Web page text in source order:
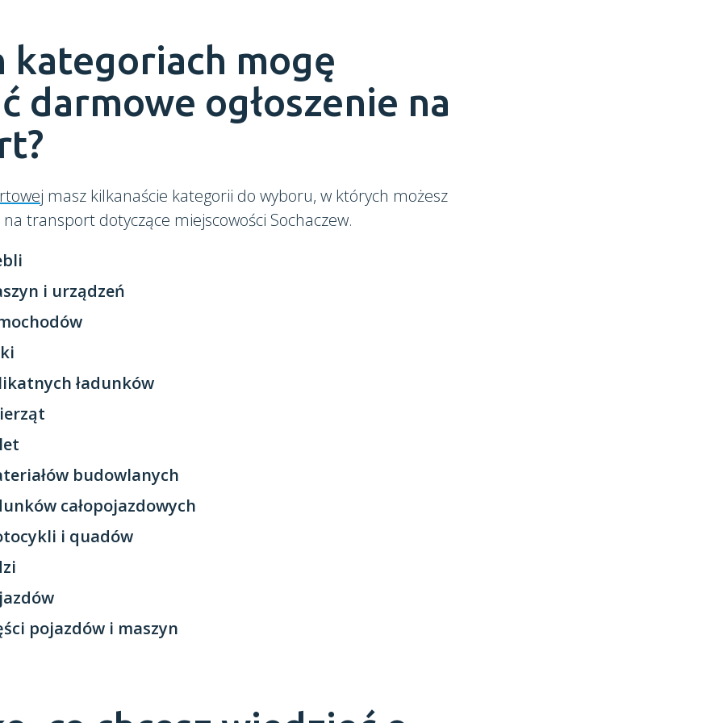
kategoriach mogę
darmowe ogłoszenie na
masz kilkanaście kategorii do wyboru, w których możesz
na transport dotyczące miejscowości Sochaczew.
i urządzeń
ładunków
budowlanych
całopojazdowych
i quadów
pojazdów i maszyn